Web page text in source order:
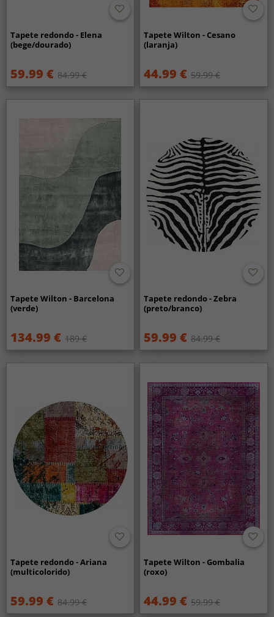
Tapete redondo - Elena
(bege/dourado)
59.99 € 84.99 €
Tapete Wilton - Cesano
(laranja)
44.99 € 59.99 €
Tapete Wilton - Barcelona
(verde)
134.99 € 189 €
Tapete redondo - Zebra
(preto/branco)
59.99 € 84.99 €
Tapete redondo - Ariana
(multicolorido)
59.99 € 84.99 €
Tapete Wilton - Gombalia
(roxo)
44.99 € 59.99 €